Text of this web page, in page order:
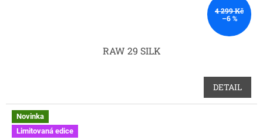
4 299 Kč
–6 %
RAW 29 SILK
DETAIL
Novinka
Limitovaná edice